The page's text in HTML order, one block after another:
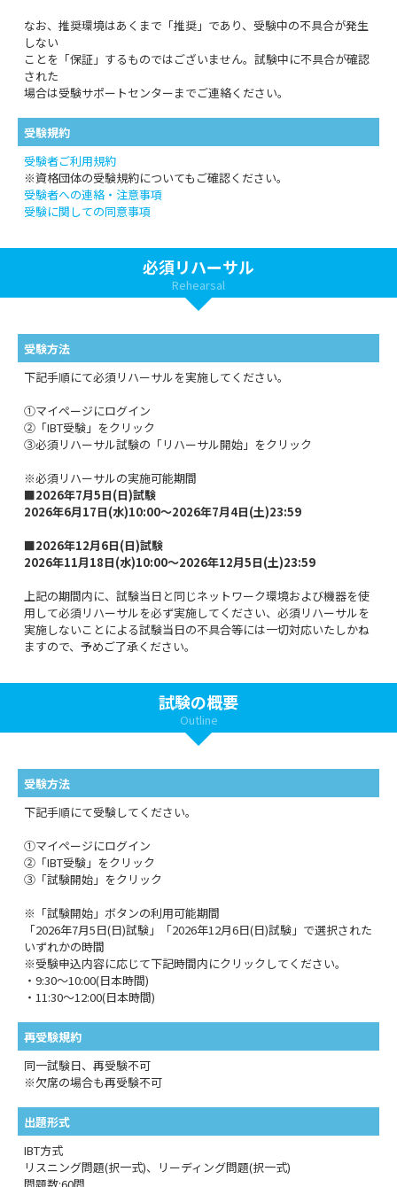
なお、推奨環境はあくまで「推奨」であり、受験中の不具合が発生
しない
ことを「保証」するものではございません。試験中に不具合が確認
された
場合は受験サポートセンターまでご連絡ください。
受験規約
受験者ご利用規約
※資格団体の受験規約についてもご確認ください。
受験者への連絡・注意事項
受験に関しての同意事項
必須リハーサル
Rehearsal
受験方法
下記手順にて必須リハーサルを実施してください。
①マイページにログイン
②「IBT受験」をクリック
③必須リハーサル試験の「リハーサル開始」をクリック
※必須リハーサルの実施可能期間
■2026年7月5日(日)試験
2026年6月17日(水)10:00～2026年7月4日(土)23:59
■2026年12月6日(日)試験
2026年11月18日(水)10:00～2026年12月5日(土)23:59
上記の期間内に、試験当日と同じネットワーク環境および機器を使
用して必須リハーサルを必ず実施してください、必須リハーサルを
実施しないことによる試験当日の不具合等には一切対応いたしかね
ますので、予めご了承ください。
試験の概要
Outline
受験方法
下記手順にて受験してください。
①マイページにログイン
②「IBT受験」をクリック
③「試験開始」をクリック
※「試験開始」ボタンの利用可能期間
「2026年7月5日(日)試験」「2026年12月6日(日)試験」で選択された
いずれかの時間
※受験申込内容に応じて下記時間内にクリックしてください。
・9:30～10:00(日本時間)
・11:30～12:00(日本時間)
再受験規約
同一試験日、再受験不可
※欠席の場合も再受験不可
出題形式
IBT方式
リスニング問題(択一式)、リーディング問題(択一式)